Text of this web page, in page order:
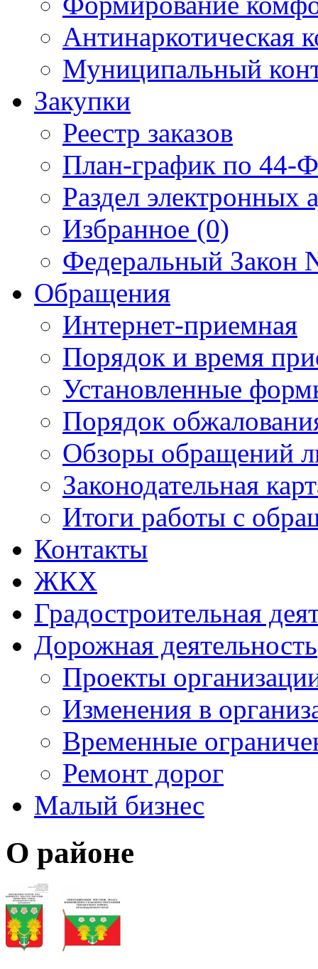
Антинаркотическая
Муниципальный
Закупки
Реестр заказов
План-график по 44-
Раздел
Избранное (0)
Федеральный Закон
Обращения
Интернет-приемная
Порядок и время
Установленные
Порядок
Обзоры обращений
Законодательная
Итоги работы с
Контакты
ЖКХ
Градостроительная
Дорожная деятельность
Проекты
Изменения в
Временные
Ремонт дорог
Малый бизнес
О районе